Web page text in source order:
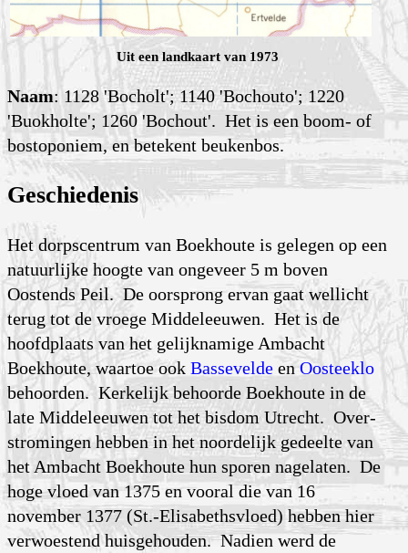
Uit een landkaart van 1973
Naam: 1128 'Bocholt'; 1140 'Bochouto'; 1220
'Buokholte'; 1260 'Bochout'. Het is een boom- of
bostoponiem, en betekent beukenbos.
Geschiedenis
Het dorpscentrum van Boekhoute is gelegen op een
natuurlijke hoogte van ongeveer 5 m boven
Oostends Peil. De oorsprong ervan gaat wellicht
terug tot de vroege Middel­eeuwen. Het is de
hoofdplaats van het gelijknamige Ambacht
Boekhoute, waartoe ook Bassevelde enOosteeklo
behoorden. Kerkelijk behoorde Boekhoute in de
late Middel­eeuwen tot het bisdom Utrecht. Over­
stro­mingen hebben in het noorde­lijk gedeelte van
het Ambacht Boekhoute hun sporen nagelaten. De
hoge vloed van 1375 en vooral die van 16
november 1377 (St.-Elisabeths­vloed) hebben hier
verwoestend huis­ge­houden. Nadien werd de